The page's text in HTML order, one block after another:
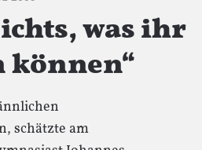
was ihr
schätzte am